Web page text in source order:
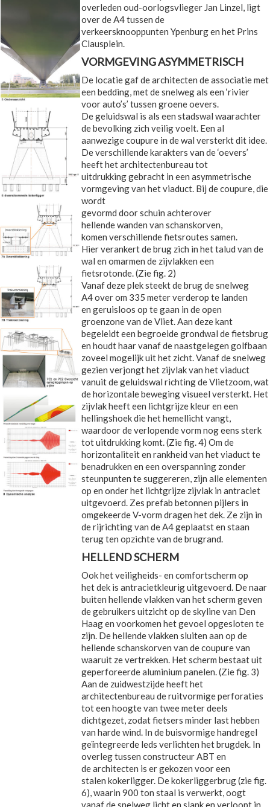
overleden oud-oorlogsvlieger Jan Linzel, ligt
over de A4 tussen de
verkeersknooppunten Ypenburg en het Prins
Clausplein.
VORMGEVING ASYMMETRISCH
De locatie gaf de architecten de associatie met
een bedding, met de snelweg als een ‘rivier
voor auto’s’ tussen groene oevers.
De geluidswal is als een stadswal waarachter
de bevolking zich veilig voelt. Een al
aanwezige coupure in de wal versterkt dit idee.
De verschillende karakters van de ‘oevers’
heeft het architectenbureau tot
uitdrukking gebracht in een asymmetrische
vormgeving van het viaduct. Bij de coupure, die
wordt
gevormd door schuin achterover
hellende wanden van schanskorven,
komen verschillende fietsroutes samen.
Hier verankert de brug zich in het talud van de
wal en omarmen de zijvlakken een
fietsrotonde. (Zie fig. 2)
Vanaf deze plek steekt de brug de snelweg
A4 over om 335 meter verderop te landen
en geruisloos op te gaan in de open
groenzone van de Vliet. Aan deze kant
begeleidt een begroeide grondwal de fietsbrug
en houdt haar vanaf de naastgelegen golfbaan
zoveel mogelijk uit het zicht. Vanaf de snelweg
gezien verjongt het zijvlak van het viaduct
vanuit de geluidswal richting de Vlietzoom, wat
de horizontale beweging visueel versterkt. Het
zijvlak heeft een lichtgrijze kleur en een
hellingshoek die het hemellicht vangt,
waardoor de verlopende vorm nog eens sterk
tot uitdrukking komt. (Zie fig. 4) Om de
horizontaliteit en rankheid van het viaduct te
benadrukken en een overspanning zonder
steunpunten te suggereren, zijn alle elementen
op en onder het lichtgrijze zijvlak in antraciet
uitgevoerd. Zes prefab betonnen pijlers in
omgekeerde V-vorm dragen het dek. Ze zijn in
de rijrichting van de A4 geplaatst en staan
terug ten opzichte van de brugrand.
HELLEND SCHERM
Ook het veiligheids- en comfortscherm op
het dek is antracietkleurig uitgevoerd. De naar
buiten hellende vlakken van het scherm geven
de gebruikers uitzicht op de skyline van Den
Haag en voorkomen het gevoel opgesloten te
zijn. De hellende vlakken sluiten aan op de
hellende schanskorven van de coupure van
waaruit ze vertrekken. Het scherm bestaat uit
geperforeerde aluminium panelen. (Zie fig. 3)
Aan de zuidwestzijde heeft het
architectenbureau de ruitvormige perforaties
tot een hoogte van twee meter deels
dichtgezet, zodat fietsers minder last hebben
van harde wind. In de buisvormige handregel
geïntegreerde leds verlichten het brugdek. In
overleg tussen constructeur ABT en
de architecten is er gekozen voor een
stalen kokerligger. De kokerliggerbrug (zie fig.
6), waarin 900 ton staal is verwerkt, oogt
vanaf de snelweg licht en slank en verloopt in